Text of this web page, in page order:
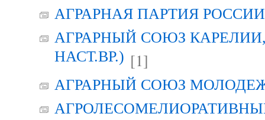
АГРАРНАЯ ПАРТИЯ РОССИИ
АГРАРНЫЙ СОЮЗ КАРЕЛИИ,
НАСТ.ВР.) [1]
АГРАРНЫЙ СОЮЗ